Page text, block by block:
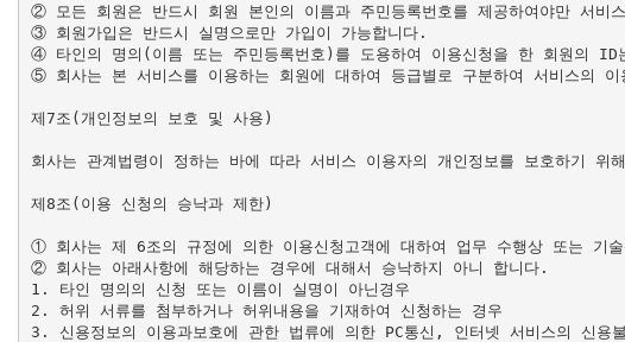
② 모든 회원은 반드시 회원 본인의 이름과 주민등록번호를 제공하여야만 서
③ 회원가입은 반드시 실명으로만 가입이 가능합니다.
④ 타인의 명의(이름 또는 주민등록번호)를 도용하여 이용신청을 한 회원의
⑤ 회사는 본 서비스를 이용하는 회원에 대하여 등급별로 구분하여 서비스의
제7조(개인정보의 보호 및 사용)
회사는 관계법령이 정하는 바에 따라 서비스 이용자의 개인정보를 보호하기
제8조(이용 신청의 승낙과 제한)
① 회사는 제 6조의 규정에 의한 이용신청고객에 대하여 업무 수행상 또는 기
② 회사는 아래사항에 해당하는 경우에 대해서 승낙하지 아니 합니다.
1. 타인 명의의 신청 또는 이름이 실명이 아닌경우
2. 허위 서류를 첨부하거나 허위내용을 기재하여 신청하는 경우
3. 신용정보의 이용과보호에 관한 법류에 의한 PC통신, 인터넷 서비스의 신용